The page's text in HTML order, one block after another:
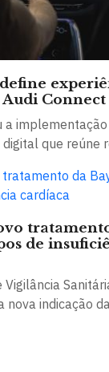
Audi Connect
a
que reúne
de
indicação